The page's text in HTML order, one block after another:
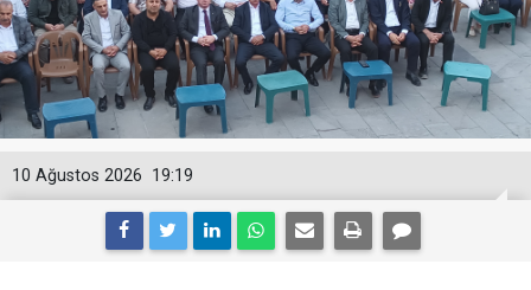
19:19
10 Ağustos 2026